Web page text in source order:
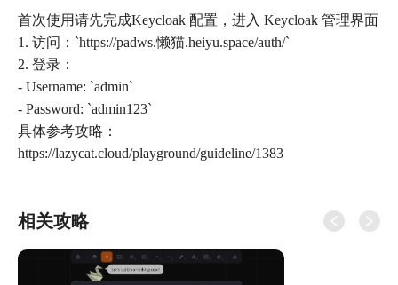
首次使用请先完成Keycloak 配置，进入 Keycloak 管理界面
1. 访问：`https://padws.懒猫.heiyu.space/auth/`
2. 登录：
- Username: `admin`
- Password: `admin123`
具体参考攻略：
https://lazycat.cloud/playground/guideline/1383
相关攻略